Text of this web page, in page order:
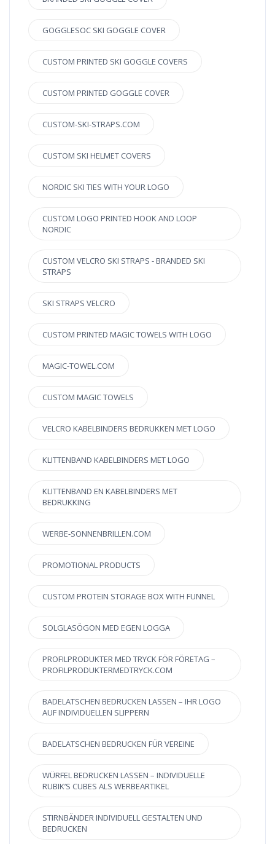
GOGGLESOC SKI GOGGLE COVER
CUSTOM PRINTED SKI GOGGLE COVERS
CUSTOM PRINTED GOGGLE COVER
CUSTOM-SKI-STRAPS.COM
CUSTOM SKI HELMET COVERS
NORDIC SKI TIES WITH YOUR LOGO
CUSTOM LOGO PRINTED HOOK AND LOOP
NORDIC
CUSTOM VELCRO SKI STRAPS - BRANDED SKI
STRAPS
SKI STRAPS VELCRO
CUSTOM PRINTED MAGIC TOWELS WITH LOGO
MAGIC-TOWEL.COM
CUSTOM MAGIC TOWELS
VELCRO KABELBINDERS BEDRUKKEN MET LOGO
KLITTENBAND KABELBINDERS MET LOGO
KLITTENBAND EN KABELBINDERS MET
BEDRUKKING
WERBE-SONNENBRILLEN.COM
PROMOTIONAL PRODUCTS
CUSTOM PROTEIN STORAGE BOX WITH FUNNEL
SOLGLASÖGON MED EGEN LOGGA
PROFILPRODUKTER MED TRYCK FÖR FÖRETAG –
PROFILPRODUKTERMEDTRYCK.COM
BADELATSCHEN BEDRUCKEN LASSEN – IHR LOGO
AUF INDIVIDUELLEN SLIPPERN
BADELATSCHEN BEDRUCKEN FÜR VEREINE
WÜRFEL BEDRUCKEN LASSEN – INDIVIDUELLE
RUBIK’S CUBES ALS WERBEARTIKEL
STIRNBÄNDER INDIVIDUELL GESTALTEN UND
BEDRUCKEN